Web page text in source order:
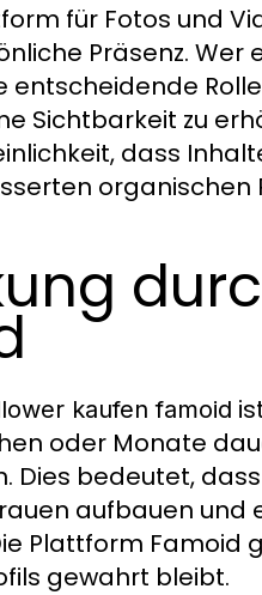
für Fotos und
Präsenz.
entscheidende
Sichtbarkeit zu
dass
kaufen famoid
oder Monate
Dies bedeutet,
aufbauen und
Plattform Famoid
gewahrt bleibt.